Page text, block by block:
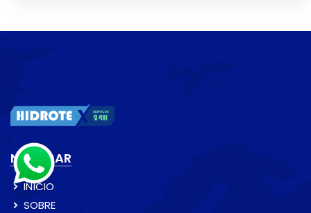
NAVEGAR
INÍCIO
SOBRE